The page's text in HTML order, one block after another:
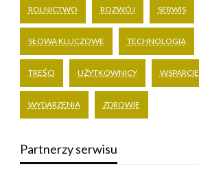
ROLNICTWO ROZWÓJ SERWIS
SŁOWA KLUCZOWE TECHNOLOGIA
TREŚCI UŻYTKOWNICY WSPARCIE
WYDARZENIA ZDROWIE
Partnerzy serwisu